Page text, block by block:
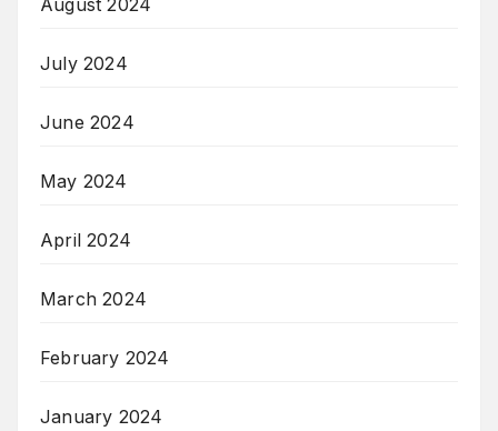
July 2024
June 2024
May 2024
April 2024
March 2024
February 2024
January 2024